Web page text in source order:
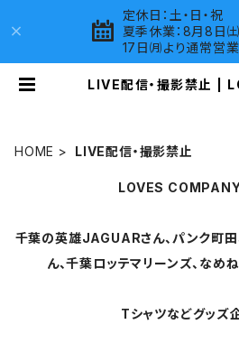
定休日：土・日・祝
夏季休業：8月8日
17日㈪より通常営
LIVE配信・撮影禁止 |
HOME LIVE配信・撮影禁止
LOVES
千葉の英雄JAGUARさん、パンク町田
ん、千葉ロッテマリーンズ、なめ
Tシャツなどグッズ